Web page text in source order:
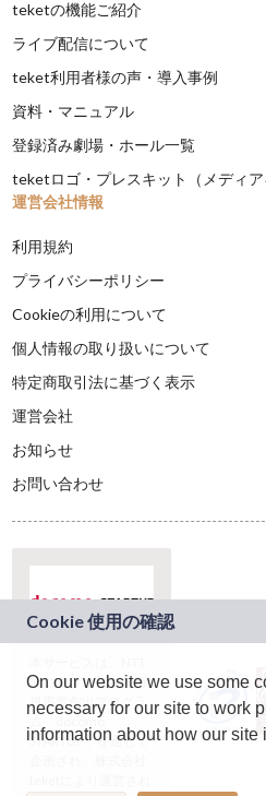
On our website we use some
necessary for our site to work
information about how our site
teketの機能ご紹介
ライブ配信について
teket利用者様の声・導入事例
資料・マニュアル
登録済み劇場・ホール一覧
teketロゴ・プレスキット（メディア
運営会社情報
利用規約
プライバシーポリシー
Cookieの利用について
個人情報の取り扱いについて
特定商取引法に基づく表示
運営会社
お知らせ
お問い合わせ
ドコモグループの新
規事業創出プログラ
ム「docomo
STARTUP」を通じて